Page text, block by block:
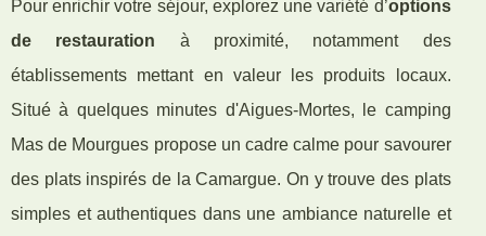
Pour enrichir votre séjour, explorez une variété d’options
de restauration à proximité, notamment des
établissements mettant en valeur les produits locaux.
Situé à quelques minutes d'Aigues-Mortes, le camping
Mas de Mourgues propose un cadre calme pour savourer
des plats inspirés de la Camargue. On y trouve des plats
simples et authentiques dans une ambiance naturelle et